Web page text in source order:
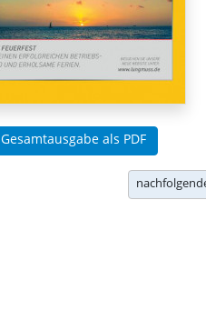
Gesamtausgabe als PDF